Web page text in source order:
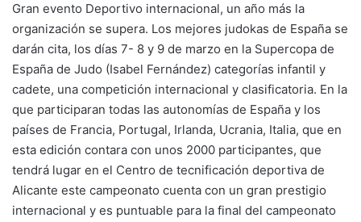
p
y
Li
n
k
ai
l
c
e
b
o
o
k
at
s
A
p
p
e
gr
a
m
m
p
ar
tir
Gran evento Deportivo internacional, un año más la
organización se supera. Los mejores judokas de España se
darán cita, los días 7- 8 y 9 de marzo en la Supercopa de
España de Judo (Isabel Fernández) categorías infantil y
cadete, una competición internacional y clasificatoria. En la
que participaran todas las autonomías de España y los
países de Francia, Portugal, Irlanda, Ucrania, Italia, que en
esta edición contara con unos 2000 participantes, que
tendrá lugar en el Centro de tecnificación deportiva de
Alicante este campeonato cuenta con un gran prestigio
internacional y es puntuable para la final del campeonato